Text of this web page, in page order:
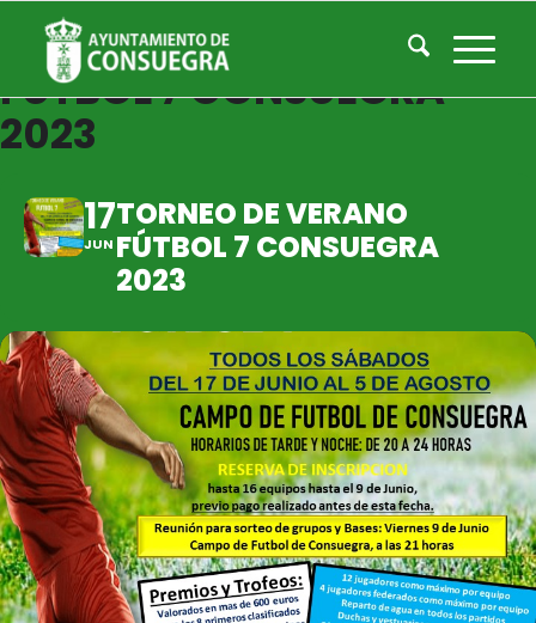
TORNEO DE VERANO
FÚTBOL 7 CONSUEGRA
2023
17
JUN
TORNEO DE VERANO
FÚTBOL 7 CONSUEGRA
2023